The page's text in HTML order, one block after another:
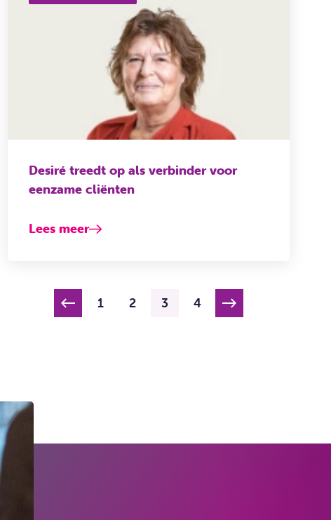
Desiré treedt op als verbinder voor
eenzame cliënten
Lees meer
1 2 3 4